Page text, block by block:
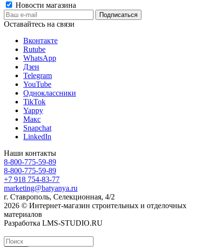
Новости магазина
Оставайтесь на связи
Вконтакте
Rutube
WhatsApp
Дзен
Telegram
YouTube
Одноклассники
TikTok
Yappy
Макс
Snapchat
LinkedIn
Наши контакты
8-800-775-59-89
8-800-775-59-89
+7 918 754-83-77
marketing@batyanya.ru
г. Ставрополь, Селекционная, 4/2
2026 © Интернет-магазин строительных и отделочных
материалов
Разработка LMS-STUDIO.RU